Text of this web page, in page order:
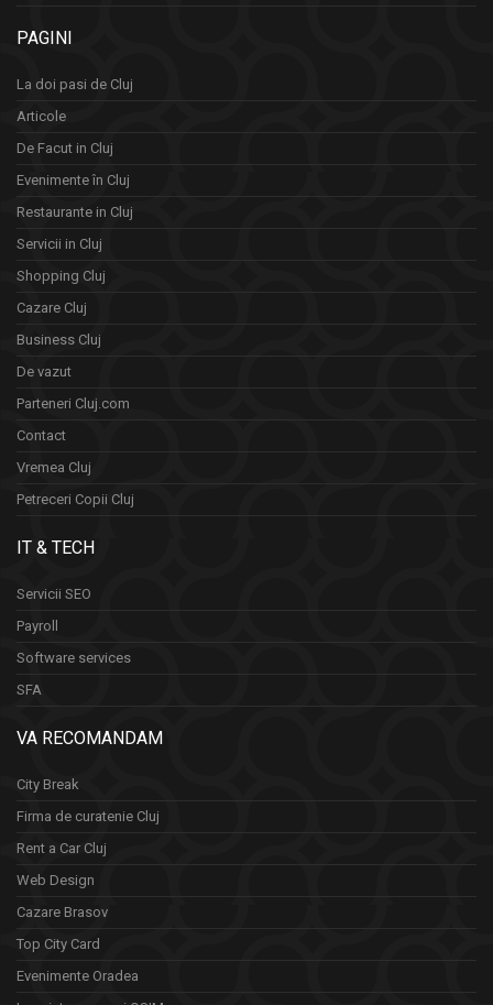
PAGINI
La doi pasi de Cluj
Articole
De Facut in Cluj
Evenimente în Cluj
Restaurante in Cluj
Servicii in Cluj
Shopping Cluj
Cazare Cluj
Business Cluj
De vazut
Parteneri Cluj.com
Contact
Vremea Cluj
Petreceri Copii Cluj
IT & TECH
Servicii SEO
Payroll
Software services
SFA
VA RECOMANDAM
City Break
Firma de curatenie Cluj
Rent a Car Cluj
Web Design
Cazare Brasov
Top City Card
Evenimente Oradea